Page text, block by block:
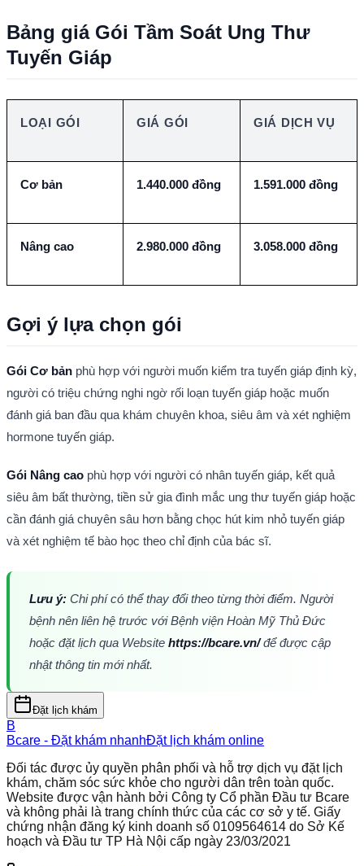
Bảng giá Gói Tầm Soát Ung Thư
Tuyến Giáp
LOẠI GÓI GIÁ GÓI GIÁ DỊCH VỤ
Cơ bản 1.440.000 đồng 1.591.000 đồng
Nâng cao 2.980.000 đồng 3.058.000 đồng
Gợi ý lựa chọn gói
Gói Cơ bản phù hợp với người muốn kiểm tra tuyến giáp định kỳ,
người có triệu chứng nghi ngờ rối loạn tuyến giáp hoặc muốn
đánh giá ban đầu qua khám chuyên khoa, siêu âm và xét nghiệm
hormone tuyến giáp.
Gói Nâng cao phù hợp với người có nhân tuyến giáp, kết quả
siêu âm bất thường, tiền sử gia đình mắc ung thư tuyến giáp hoặc
cần đánh giá chuyên sâu hơn bằng chọc hút kim nhỏ tuyến giáp
và xét nghiệm tế bào học theo chỉ định của bác sĩ.
Lưu ý: Chi phí có thể thay đổi theo từng thời điểm. Người
bệnh nên liên hệ trước với Bệnh viện Hoàn Mỹ Thủ Đức
hoặc đặt lịch qua Website https://bcare.vn/ để được cập
nhật thông tin mới nhất.
Đặt lịch khám
B
Bcare - Đặt khám nhanhĐặt lịch khám online
Đối tác được ủy quyền phân phối và hỗ trợ dịch vụ đặt lịch
khám, chăm sóc sức khỏe cho người dân trên toàn quốc.
Website được vận hành bởi Công ty Cổ phần Đầu tư Bcare
và không phải là trang chính thức của các cơ sở y tế. Giấy
chứng nhận đăng ký kinh doanh số 0109564614 do Sở Kế
hoạch và Đầu tư TP Hà Nội cấp ngày 23/03/2021